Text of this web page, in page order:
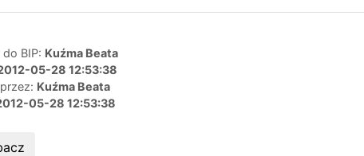
BIP: Kuźma Beata
05-28 12:53:38
Kuźma Beata
05-28 12:53:38